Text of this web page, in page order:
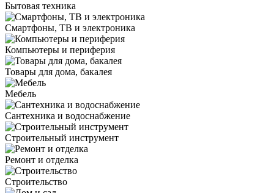
Бытовая техника
Смартфоны, ТВ и электроника
Компьютеры и периферия
Товары для дома, бакалея
Мебель
Сантехника и водоснабжение
Строительный инструмент
Ремонт и отделка
Строительство